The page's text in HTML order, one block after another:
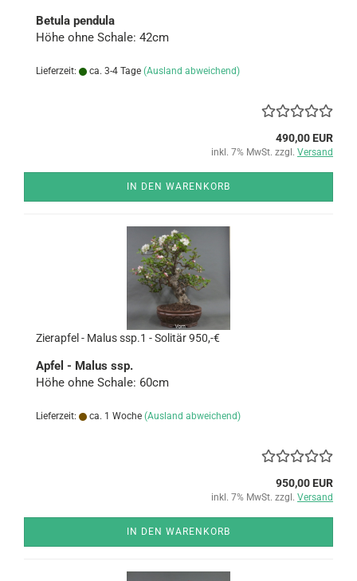
Be­tu­la pen­du­la
Höhe ohne Scha­le: 42cm
Lieferzeit: ca. 3-4 Tage (Ausland abweichend)
490,00 EUR
inkl. 7% MwSt. zzgl. Versand
IN DEN WARENKORB
Zier­ap­fel - Malus ssp.1 - So­li­tär 950,-€
Apfel - Malus ssp.
Höhe ohne Scha­le: 60cm
Lieferzeit: ca. 1 Woche (Ausland abweichend)
950,00 EUR
inkl. 7% MwSt. zzgl. Versand
IN DEN WARENKORB